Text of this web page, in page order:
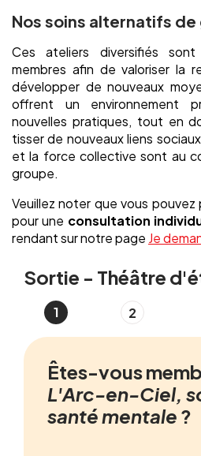
Nos soins alternatifs de
Ces ateliers diversifiés
membres afin de valoriser la
développer de nouveaux
offrent un environnement
nouvelles pratiques, tout en
tisser de nouveaux liens
et la force collective sont au
groupe.
Veuillez noter que vous
pour une consultation
rendant sur notre page Je
Sortie - Théâtre
Êtes-vous
L'Arc-en-Ciel,
santé mentale ?